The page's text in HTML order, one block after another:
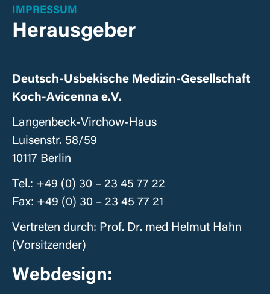
IMPRESSUM
Herausgeber
Deutsch-Usbekische Medizin-Gesellschaft
Koch-Avicenna e.V.
Langenbeck-Virchow-Haus
Luisenstr. 58/59
10117 Berlin
Tel.: ‭+49 (0) 30 – 23 45 77 22
Fax: ‭+49 (0) 30 – 23 45 77 21
Vertreten durch: Prof. Dr. med Helmut Hahn
(Vorsitzender)
Webdesign: